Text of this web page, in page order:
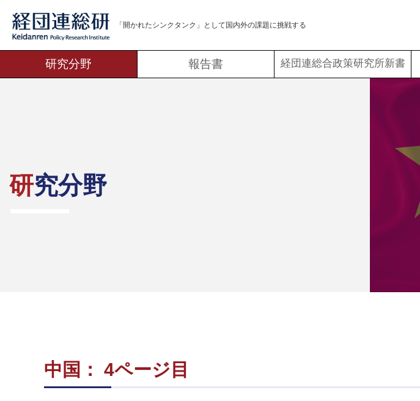
「開かれたシンクタンク」として 国内外の課題に挑戦する
研究分野 報告書 経団連総合政策研究所新書
研究分野
中国： 4ページ目